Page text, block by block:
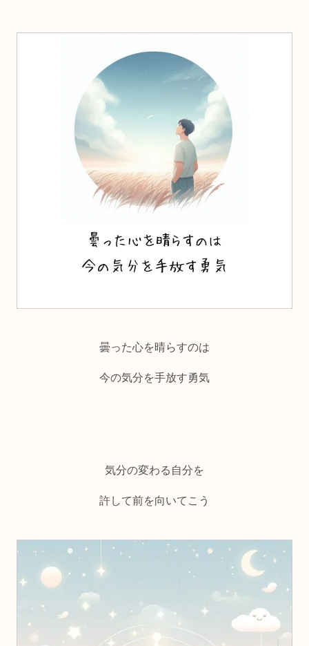
曇った心を晴らすのは
今の気分を手放す勇気
気分の変わる自分を
許して前を向いてこう